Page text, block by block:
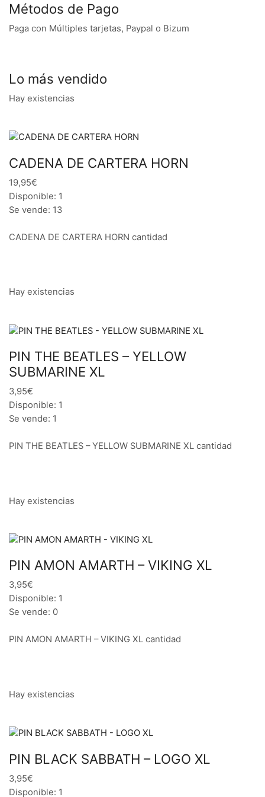
Métodos de Pago
Paga con Múltiples tarjetas, Paypal o Bizum
Lo más vendido
Hay existencias
CADENA DE CARTERA HORN
19,95€
Disponible: 1
Se vende: 13
CADENA DE CARTERA HORN cantidad
Hay existencias
PIN THE BEATLES – YELLOW
SUBMARINE XL
3,95€
Disponible: 1
Se vende: 1
PIN THE BEATLES – YELLOW SUBMARINE XL cantidad
Hay existencias
PIN AMON AMARTH – VIKING XL
3,95€
Disponible: 1
Se vende: 0
PIN AMON AMARTH – VIKING XL cantidad
Hay existencias
PIN BLACK SABBATH – LOGO XL
3,95€
Disponible: 1